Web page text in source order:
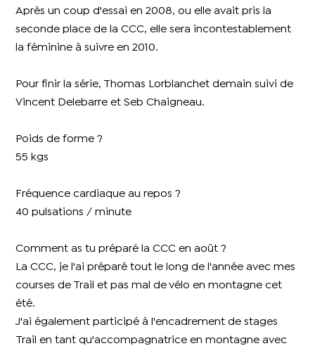
Après un coup d'essai en 2008, ou elle avait pris la
seconde place de la CCC, elle sera incontestablement
la féminine à suivre en 2010.
Pour finir la série, Thomas Lorblanchet demain suivi de
Vincent Delebarre et Seb Chaigneau.
Poids de forme ?
55 kgs
Fréquence cardiaque au repos ?
40 pulsations / minute
Comment as tu préparé la CCC en août ?
La CCC, je l'ai préparé tout le long de l'année avec mes
courses de Trail et pas mal de vélo en montagne cet
été.
J'ai également participé à l'encadrement de stages
Trail en tant qu'accompagnatrice en montagne avec